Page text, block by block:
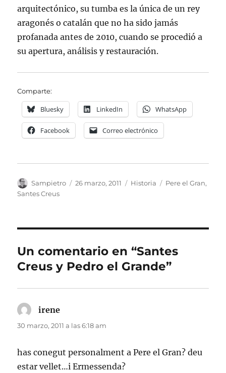
arquitectónico, su tumba es la única de un rey
aragonés o catalán que no ha sido jamás
profanada antes de 2010, cuando se procedió a
su apertura, análisis y restauración.
Comparte:
Bluesky LinkedIn WhatsApp
Facebook Correo electrónico
Autor
Sampietro
Publicado
26 marzo, 2011 Categorías
Historia Etiquetas
Pere el Gran,
Santes Creus
Un comentario en “Santes
Creus y Pedro el Grande”
irene
30 marzo, 2011 a las 6:18 am
has conegut personalment a Pere el Gran? deu
estar vellet…i Ermessenda?